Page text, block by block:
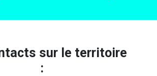
sur le territoire
: